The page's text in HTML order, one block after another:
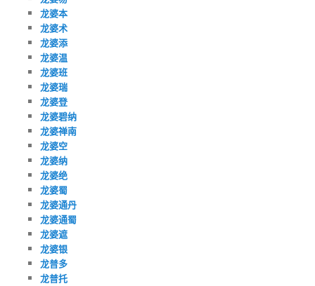
龙婆本
龙婆术
龙婆添
龙婆温
龙婆班
龙婆瑞
龙婆登
龙婆碧纳
龙婆禅南
龙婆空
龙婆纳
龙婆绝
龙婆蜀
龙婆通丹
龙婆通蜀
龙婆遮
龙婆银
龙普多
龙普托